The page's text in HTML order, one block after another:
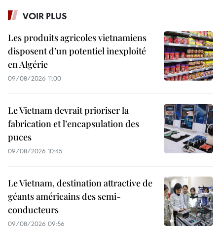
VOIR PLUS
Les produits agricoles vietnamiens
disposent d’un potentiel inexploité
en Algérie
09/08/2026 11:00
Le Vietnam devrait prioriser la
fabrication et l’encapsulation des
puces
09/08/2026 10:45
Le Vietnam, destination attractive de
géants américains des semi-
conducteurs
09/08/2026 09:56